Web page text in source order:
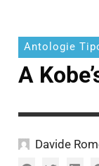
Antologie
A
Davide